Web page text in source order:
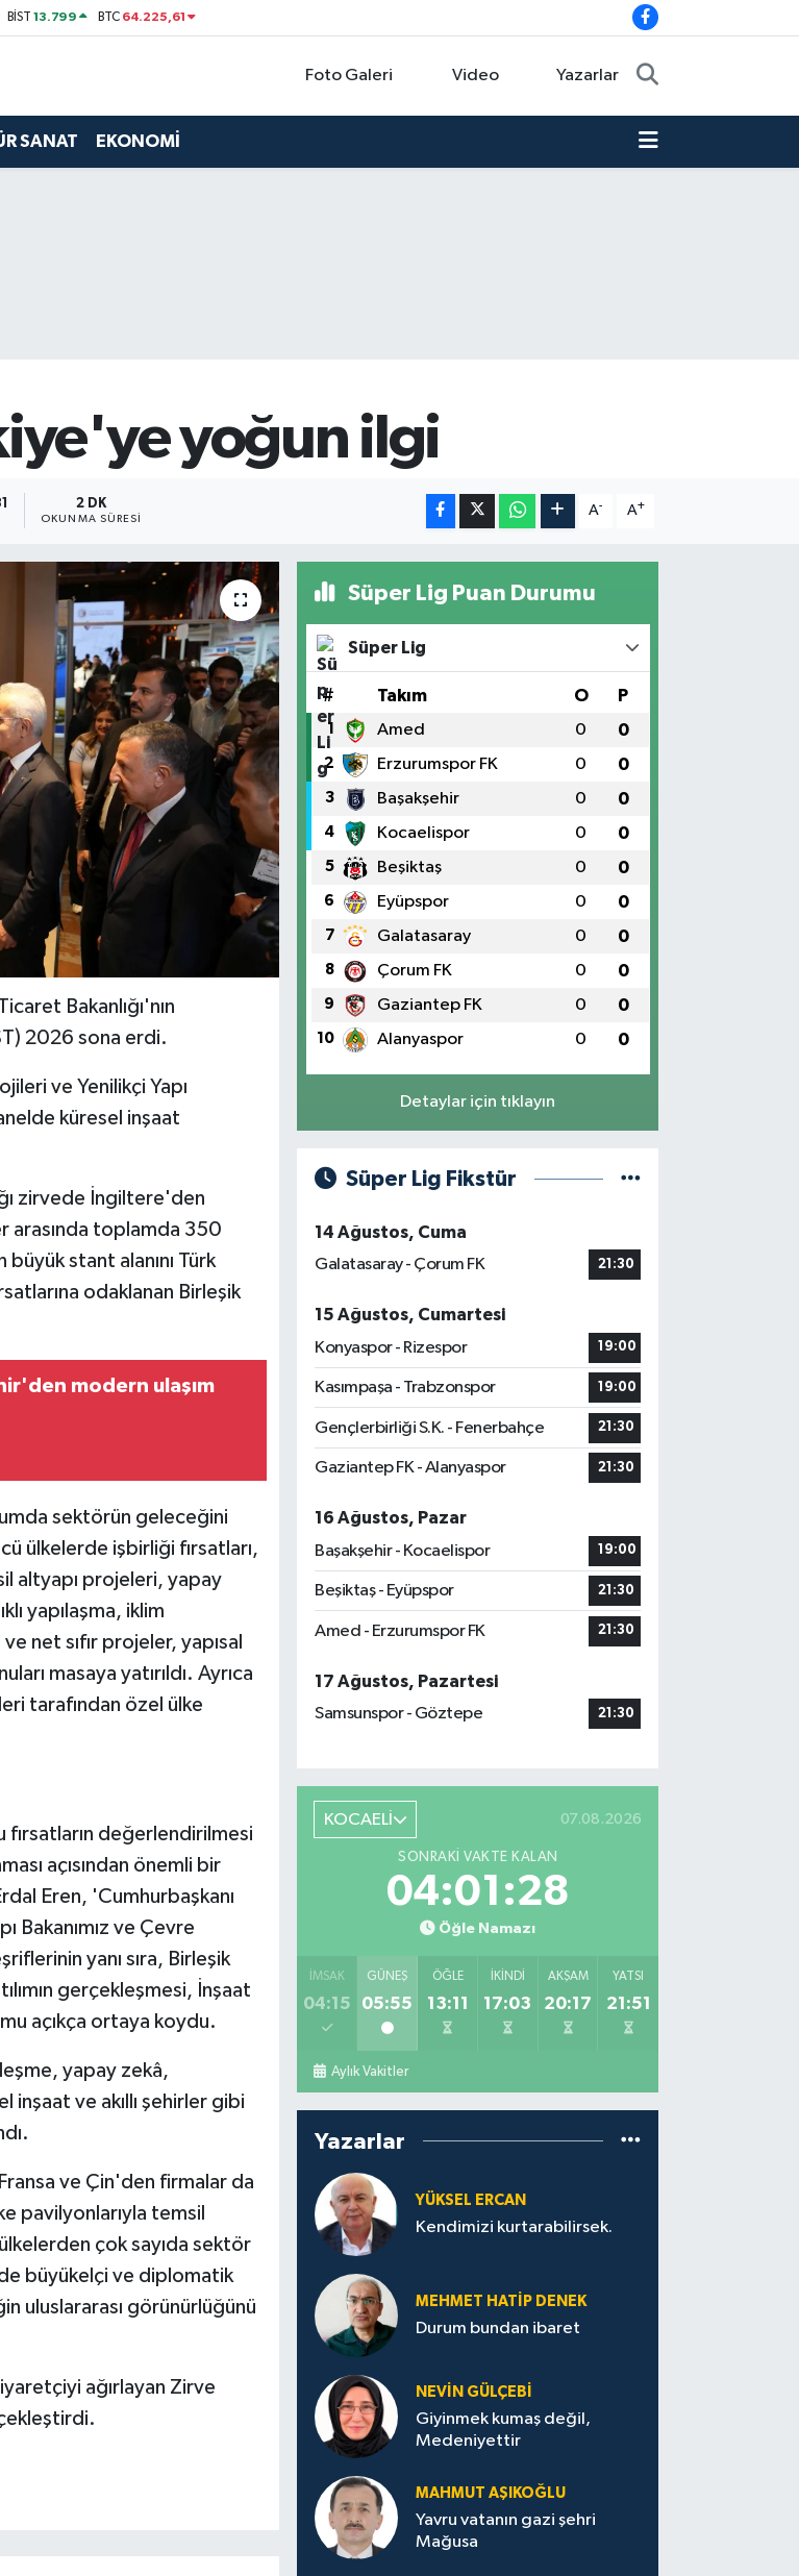
BİST13.799 BTC 64.225,61
Foto Galeri Video Yazarlar
SANAT EKONOMİ
yoğun ilgi
2 DK
OKUNMA SÜRESI
A- A+
Bakanlığı'nın
2026 sona erdi.
ve Yenilikçi Yapı
küresel inşaat
zirvede İngiltere'den
arasında toplamda 350
stant alanını Türk
odaklanan Birleşik
modern ulaşım
sektörün geleceğini
ülkelerde işbirliği fırsatları,
altyapı projeleri, yapay
yapılaşma, iklim
net sıfır projeler, yapısal
masaya yatırıldı. Ayrıca
tarafından özel ülke
fırsatların değerlendirilmesi
açısından önemli bir
Eren, 'Cumhurbaşkanı
Bakanımız ve Çevre
yanı sıra, Birleşik
gerçekleşmesi, İnşaat
açıkça ortaya koydu.
yapay zekâ,
ve akıllı şehirler gibi
Fransa ve Çin'den firmalar da
pavilyonlarıyla temsil
çok sayıda sektör
büyükelçi ve diplomatik
uluslararası görünürlüğünü
ağırlayan Zirve
Süper Lig Puan Durumu
Süper Lig
# Takım O P
1 Amed 0 0
2 Erzurumspor FK 0 0
3 Başakşehir 0 0
4 Kocaelispor 0 0
5 Beşiktaş 0 0
6 Eyüpspor 0 0
7 Galatasaray 0 0
8 Çorum FK 0 0
9 Gaziantep FK 0 0
10 Alanyaspor 0 0
Detaylar için tıklayın
Süper Lig Fikstür
14 Ağustos, Cuma
Galatasaray - Çorum FK
21:30
15 Ağustos, Cumartesi
Konyaspor - Rizespor
19:00
Kasımpaşa - Trabzonspor 19:00
Gençlerbirliği S.K. - Fenerbahçe 21:30
Gaziantep FK - Alanyaspor 21:30
16 Ağustos, Pazar
Başakşehir - Kocaelispor
19:00
Beşiktaş - Eyüpspor 21:30
Amed - Erzurumspor FK 21:30
17 Ağustos, Pazartesi
Samsunspor - Göztepe
21:30
KOCAELİ 07.08.2026
SONRAKI VAKTE KALAN
04:01:27
Öğle Namazı
İMSAK
04:15
GÜNEŞ
05:55
ÖĞLE
13:11
İKINDI
17:03
AKŞAM
20:17
YATSI
21:51
Aylık Vakitler
Yazarlar
YÜKSEL ERCAN
Kendimizi kurtarabilirsek.
MEHMET HATİP DENEK
Durum bundan ibaret
NEVİN GÜLÇEBİ
Giyinmek kumaş değil,
Medeniyettir
MAHMUT AŞIKOĞLU
Yavru vatanın gazi şehri
Mağusa